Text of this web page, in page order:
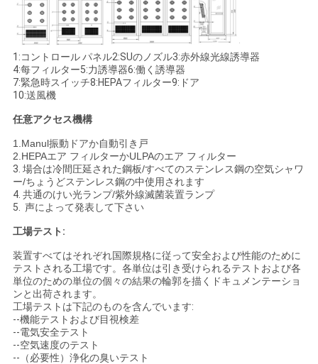
1:コントロール パネル2:SUのノズル3:赤外線光線誘導器
4:每フィルター5:力誘導器6:働く誘導器
7:緊急時スイッチ8:HEPAフィルター9:ドア
10:送風機
任意アクセス機構
1.Manul振動ドアか自動引き戸
2.HEPAエア フィルターかULPAのエア フィルター
3. 場合は冷間圧延された鋼板/すべてのステンレス鋼の空気シャワ
ー/ちょうどステンレス鋼の中使用されます
4. 共通のけい光ランプ/紫外線滅菌装置ランプ
5. 声によって発表して下さい
工場テスト:
装置すべてはそれぞれ国際規格に従って安全および性能のために
テストされる工場です。各単位は引き受けられるテストおよび各
単位のための単位の個々の結果の輪郭を描くドキュメンテーショ
ンと出荷されます。
工場テストは下記のものを含んでいます:
--機能テストおよび目視検差
--電気安全テスト
--空気速度のテスト
--（必要性）浄化の臭いテスト